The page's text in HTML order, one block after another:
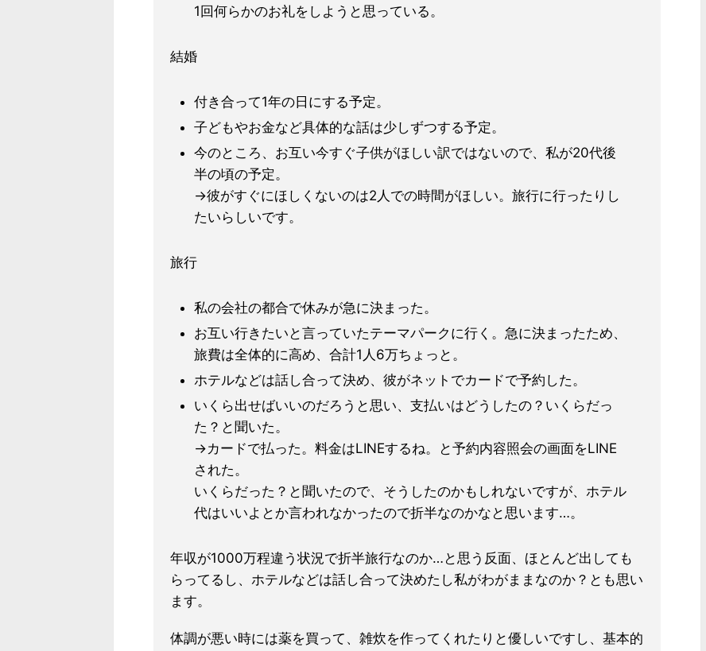
1回何らかのお礼をしようと思っている。
結婚
付き合って1年の日にする予定。
子どもやお金など具体的な話は少しずつする予定。
今のところ、お互い今すぐ子供がほしい訳ではないので、私が20代後
半の頃の予定。
→彼がすぐにほしくないのは2人での時間がほしい。旅行に行った りし
たいらしいです。
旅行
私の会社の都合で休みが急に決まった。
お互い行きたいと言っていたテーマパークに行く。急に決まったため、
旅費は全体的に高め、合計1人6万ちょっと。
ホテルなどは話し合って決め、彼がネットでカードで予約した。
いくら出せばいいのだろうと思い、支払いはどうしたの？いくらだっ
た？と聞いた。
→カードで払った。料金はLINEするね。と予約内容照会の画面をLINE
された。
いくらだった？と聞いたので、そうしたのかもしれないですが、ホテル
代はいいよとか言われなかったので折半なのかなと思います…。
年収が1000万程違う状況で折半旅行なのか…と思う反面、ほと んど出しても
らってるし、ホテルなどは話し合って決めたし私がわがままなのか？とも思い
ます。
体調が悪い時には薬を買って、雑炊を作ってくれたりと優しいです し、基本的